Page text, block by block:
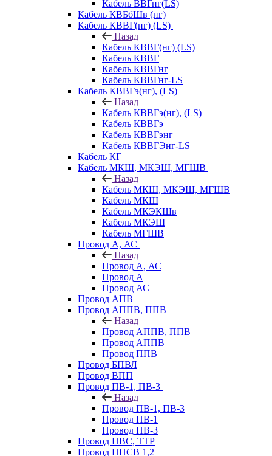
Кабель ВВГнг(LS)
Кабель КВБбШв (нг)
Кабель КВВГ(нг) (LS)
Назад
Кабель КВВГ(нг) (LS)
Кабель КВВГ
Кабель КВВГнг
Кабель КВВГнг-LS
Кабель КВВГэ(нг), (LS)
Назад
Кабель КВВГэ(нг), (LS)
Кабель КВВГэ
Кабель КВВГэнг
Кабель КВВГЭнг-LS
Кабель КГ
Кабель МКШ, МКЭШ, МГШВ
Назад
Кабель МКШ, МКЭШ, МГШВ
Кабель МКШ
Кабель МКЭКШв
Кабель МКЭШ
Кабель МГШВ
Провод А, АС
Назад
Провод А, АС
Провод А
Провод АС
Провод АПВ
Провод АППВ, ППВ
Назад
Провод АППВ, ППВ
Провод АППВ
Провод ППВ
Провод БПВЛ
Провод ВПП
Провод ПВ-1, ПВ-3
Назад
Провод ПВ-1, ПВ-3
Провод ПВ-1
Провод ПВ-3
Провод ПВС, ТТР
Провод ПНСВ 1,2